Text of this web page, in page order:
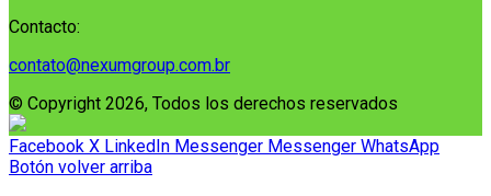
Contacto:
contato@nexumgroup.com.br
© Copyright 2026, Todos los derechos reservados
Facebook X LinkedIn Messenger Messenger WhatsApp
Botón volver arriba